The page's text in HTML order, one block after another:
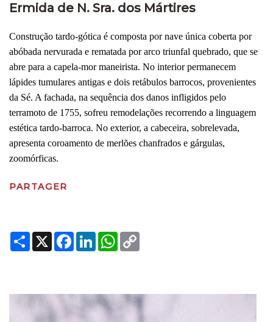
Ermida de N. Sra. dos Mártires
Construção tardo-gótica é composta por nave única coberta por
abóbada nervurada e rematada por arco triunfal quebrado, que se
abre para a capela-mor maneirista. No interior permanecem
lápides tumulares antigas e dois retábulos barrocos, provenientes
da Sé. A fachada, na sequência dos danos infligidos pelo
terramoto de 1755, sofreu remodelações recorrendo a linguagem
estética tardo-barroca. No exterior, a cabeceira, sobrelevada,
apresenta coroamento de merlões chanfrados e gárgulas,
zoomórficas.
PARTAGER
Share
X Facebook
LinkedInWhatsApp